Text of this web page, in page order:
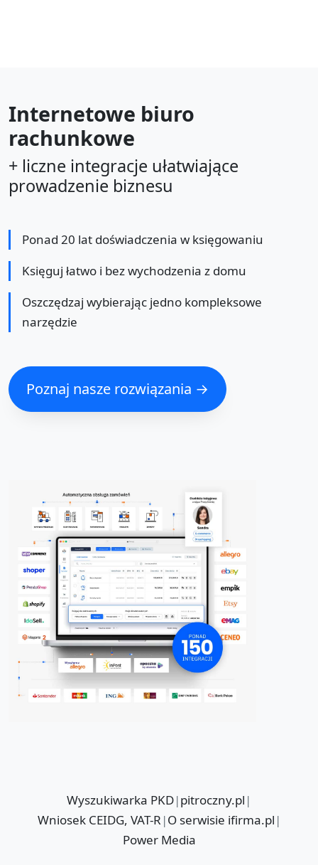
Internetowe biuro
rachunkowe
+ liczne integracje ułatwiające
prowadzenie biznesu
Ponad 20 lat doświadczenia w księgowaniu
Księguj łatwo i bez wychodzenia z domu
Oszczędzaj wybierając jedno kompleksowe
narzędzie
Poznaj nasze rozwiązania →
Wyszukiwarka PKD|pitroczny.pl |
Wniosek CEIDG, VAT-R |O serwisie ifirma.pl |
Power Media